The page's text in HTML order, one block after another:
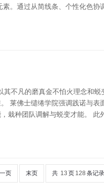
。通过从简线条、个性化色协
不凡的磨真金不怕火理念和
莱佛士缱绻学院强调践诺与
栽种团队调解与蜕变才能。 此
页 末页 共 13 页 128 条记录